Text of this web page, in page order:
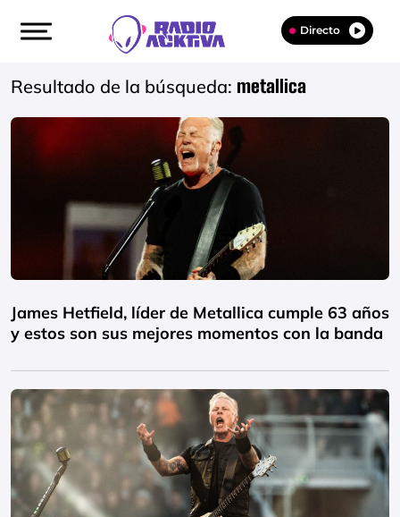
Directo
Resultado de la búsqueda: metallica
James Hetfield, líder de Metallica cumple 63 años
y estos son sus mejores momentos con la banda